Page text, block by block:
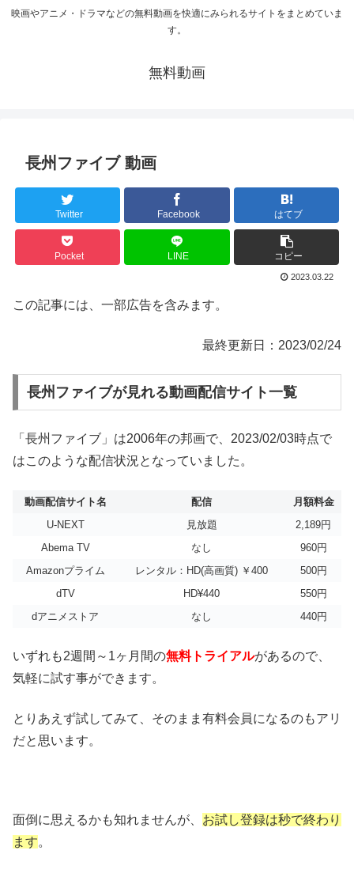
映画やアニメ・ドラマなどの無料動画を快適にみられるサイトをまとめていま
す。
無料動画
長州ファイブ 動画
Twitter Facebook はてブ
Pocket LINE コピー
2023.03.22
この記事には、一部広告を含みます。
最終更新日：2023/02/24
長州ファイブが見れる動画配信サイト一覧
「長州ファイブ」は2006年の邦画で、2023/02/03時点で
はこのような配信状況となっていました。
動画配信サイト名 配信
月額料金
U-NEXT
見放題
2,189円
Abema TV
なし
960円
Amazonプライム
レンタル：HD(高画質) ￥400
500円
dTV
HD¥440
550円
dアニメストア
なし 440円
いずれも2週間～1ヶ月間の無料トライアルがあるので、
気軽に試す事ができます。
とりあえず試してみて、そのまま有料会員になるのもアリ
だと思います。
面倒に思えるかも知れませんが、 お試し登録は秒で終わり
ます。